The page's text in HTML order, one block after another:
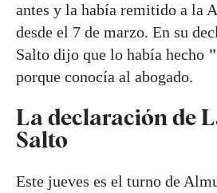
antes y la había remitido a la
desde el 7 de marzo. En su
Salto dijo que lo había hecho
porque conocía al abogado.
La declaración de
Salto
Este jueves es el turno de